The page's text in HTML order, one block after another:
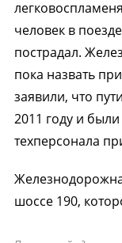
человек в
пострадал.
пока назвать
заявили, что
2011 году и
техперсонала
шоссе 190,